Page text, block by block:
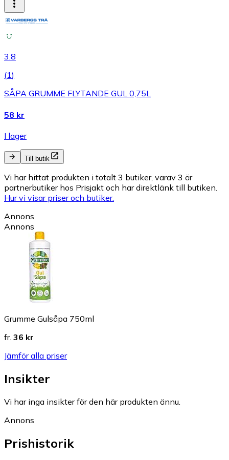
3.8
(1)
SÅPA GRUMME FLYTANDE GUL 0,75L
58 kr
I lager
Till butik
Vi har hittat produkten i totalt 3 butiker, varav 3 är
partnerbutiker hos Prisjakt och har direktlänk till butiken.
Hur vi visar priser och butiker.
Annons
Annons
Grumme Gulsåpa 750ml
fr. 36 kr
Jämför alla priser
Insikter
Vi har inga insikter för den här produkten ännu.
Annons
Prishistorik